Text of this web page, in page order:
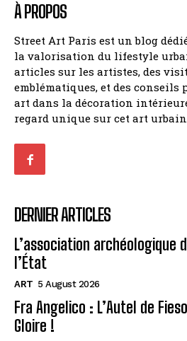
À PROPOS
Street Art Paris est un blog
la valorisation du lifestyle
articles sur les artistes, des
emblématiques, et des
art dans la décoration
regard unique sur cet art
DERNIER ARTICLES
L’association archéologique
l’État
ART 5 August 2026
Fra Angelico : L’Autel de
Gloire !